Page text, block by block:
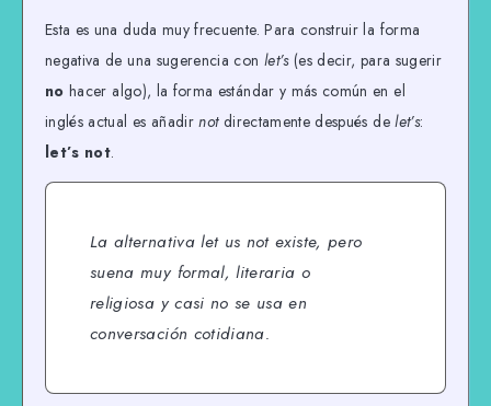
Esta es una duda muy frecuente. Para construir la forma
negativa de una sugerencia con let’s(es decir, para sugerir
no hacer algo), la forma estándar y más común en el
inglés actual es añadirnotdirectamente después delet’s:
let’s not.
La alternativalet us notexiste, pero
suena muy formal, literaria o
religiosa y casi no se usa en
conversación cotidiana.